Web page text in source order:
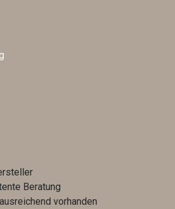
Beratung
vorhanden